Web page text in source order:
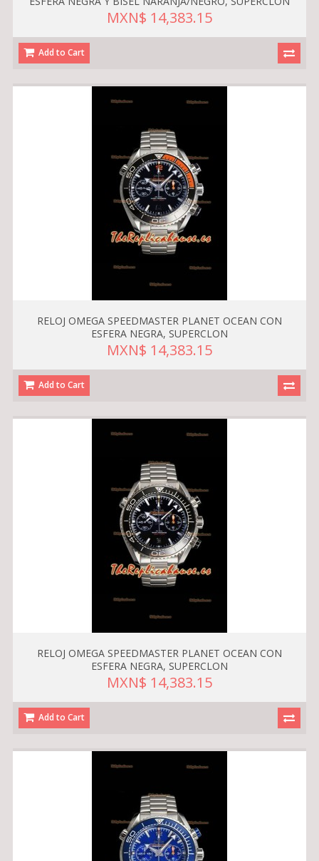
MXN$ 14,383.15
Add to Cart
RELOJ OMEGA SPEEDMASTER PLANET OCEAN CON
ESFERA NEGRA, SUPERCLON
MXN$ 14,383.15
Add to Cart
RELOJ OMEGA SPEEDMASTER PLANET OCEAN CON
ESFERA NEGRA, SUPERCLON
MXN$ 14,383.15
Add to Cart